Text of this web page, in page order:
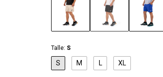
Talle: S
S M L XL